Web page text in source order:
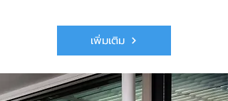
เพิ่มเติม